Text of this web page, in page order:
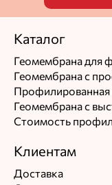
Каталог
Геомембрана для
Геомембрана с
Профилированная
Геомембрана с
Стоимость
Клиентам
Доставка